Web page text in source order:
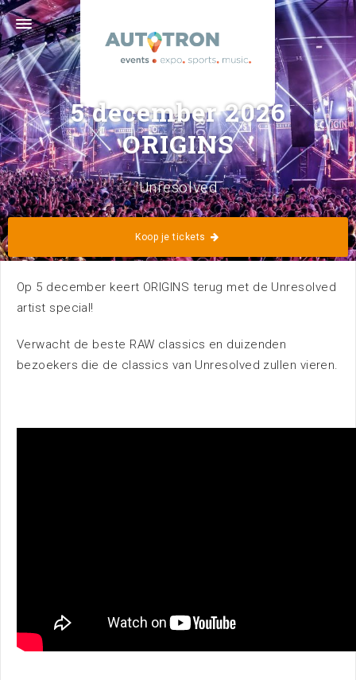
Graafsebaan 133 · 5248 NL Rosmalen ('s-Hertogenbosch) · 073
629 39 11 ·info@autotron.nl
Volg ons 5 december 2026
ORIGINS
Unresolved
Koop je tickets
Op 5 december keert ORIGINS terug met de Unresolved
artist special!
Verwacht de beste RAW classics en duizenden
bezoekers die de classics van Unresolved zullen vieren.